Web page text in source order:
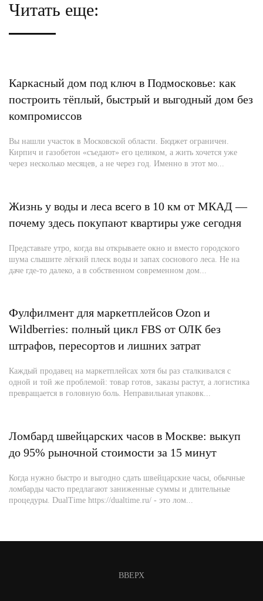
Читать еще:
Каркасный дом под ключ в Подмосковье: как
построить тёплый, быстрый и выгодный дом без
компромиссов
Вы нашли участок в Московской области. Бюджет ограничен.
Кирпич и газобетон «съедают» его целиком, а жить хочется уже
через несколько месяцев, а не через год. Именно в этот мо...
Жизнь у воды и леса всего в 10 км от МКАД —
почему здесь покупают квартиры уже сегодня
Представьте утро, когда вы открываете окно и вместо городского
шума слышите лёгкий плеск воды и запах соснового леса. Не на
даче где-то далеко, а в собственном современном дом...
Фулфилмент для маркетплейсов Ozon и
Wildberries: полный цикл FBS от ОЛК без
штрафов, пересортов и лишних затрат
Каждый продавец на маркетплейсах хотя бы раз сталкивался с
одной и той же проблемой: товар готов, заказы растут, а логистика
превращается в головную боль. Неправильная упаковк...
Ломбард швейцарских часов в Москве: выкуп
до 95% рыночной стоимости за 15 минут
Когда нужно быстро и выгодно сдать швейцарские часы, обычные
ломбарды часто предлагают заниженные суммы и длительные
процедуры. DualTime https://dualtime.ru/ - это лом...
ВВЕРХ